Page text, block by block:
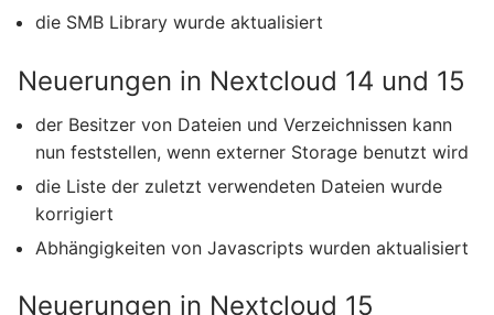
die SMB Library wurde aktualisiert
Neuerungen in Nextcloud 14 und 15
der Besitzer von Dateien und Verzeichnissen kann
nun feststellen, wenn externer Storage benutzt wird
die Liste der zuletzt verwendeten Dateien wurde
korrigiert
Abhängigkeiten von Javascripts wurden aktualisiert
Neuerungen in Nextcloud 15